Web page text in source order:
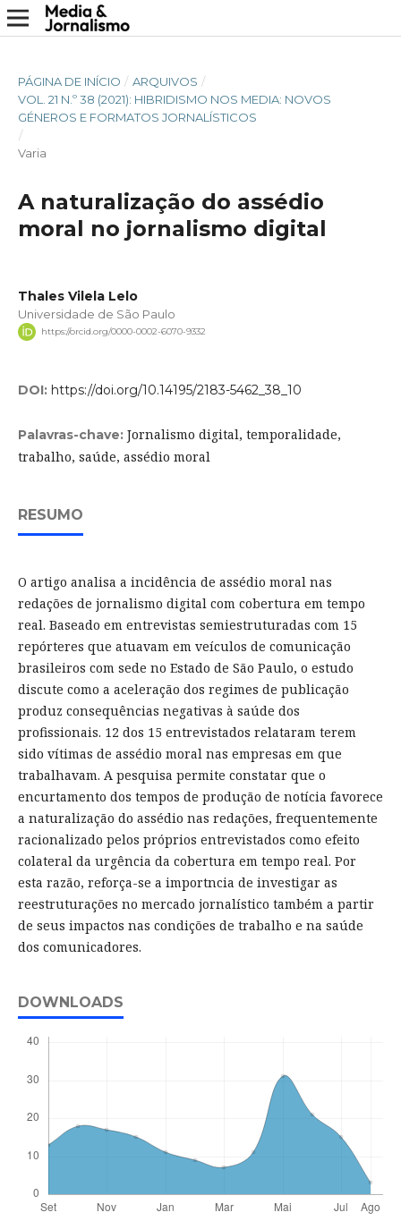
PÁGINA DE INÍCIO / ARQUIVOS /
VOL. 21 N.º 38 (2021): HIBRIDISMO NOS MEDIA: NOVOS
GÉNEROS E FORMATOS JORNALÍSTICOS
/
Varia
A naturalização do assédio
moral no jornalismo digital
Thales Vilela Lelo
Universidade de São Paulo
https://orcid.org/0000-0002-6070-9332
DOI: https://doi.org/10.14195/2183-5462_38_10
Palavras-chave: Jornalismo digital, temporalidade,
trabalho, saúde, assédio moral
RESUMO
O artigo analisa a incidência de assédio moral nas
redações de jornalismo digital com cobertura em tempo
real. Baseado em entrevistas semiestruturadas com 15
repórteres que atuavam em veículos de comunicação
brasileiros com sede no Estado de São Paulo, o estudo
discute como a aceleração dos regimes de publicação
produz consequências negativas à saúde dos
profissionais. 12 dos 15 entrevistados relataram terem
sido vítimas de assédio moral nas empresas em que
trabalhavam. A pesquisa permite constatar que o
encurtamento dos tempos de produção de notícia favorece
a naturalização do assédio nas redações, frequentemente
racionalizado pelos próprios entrevistados como efeito
colateral da urgência da cobertura em tempo real. Por
esta razão, reforça-se a importncia de investigar as
reestruturações no mercado jornalístico também a partir
de seus impactos nas condições de trabalho e na saúde
dos comunicadores.
DOWNLOADS